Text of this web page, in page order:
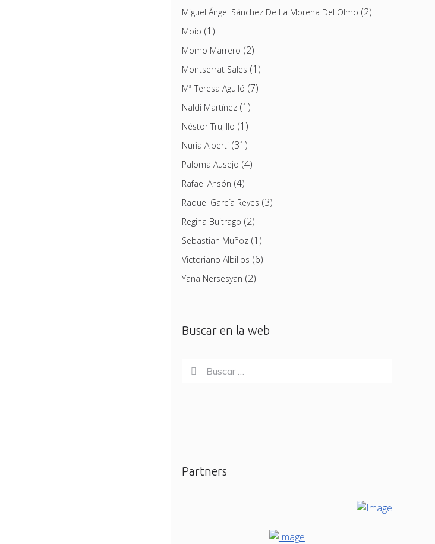
Miguel Ángel Sánchez De La Morena Del Olmo (2)
Moio (1)
Momo Marrero (2)
Montserrat Sales (1)
Mª Teresa Aguiló (7)
Naldi Martínez(1)
Néstor Trujillo (1)
Nuria Alberti (31)
Paloma Ausejo (4)
Rafael Ansón (4)
Raquel García Reyes (3)
Regina Buitrago (2)
Sebastian Muñoz(1)
Victoriano Albillos (6)
Yana Nersesyan (2)
Buscar en la web
for:
Buscar
Partners